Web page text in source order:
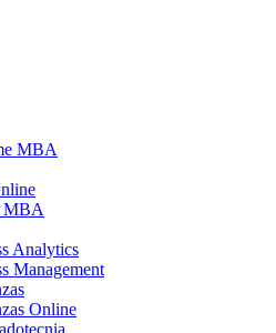
MBA
MBA
Analytics
Management
Online